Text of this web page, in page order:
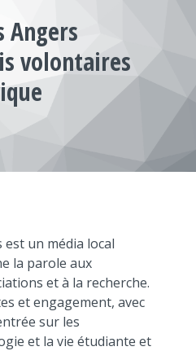
Angers
volontaires
est un média local
la parole aux
et à la recherche.
et engagement, avec
sur les
et la vie étudiante et